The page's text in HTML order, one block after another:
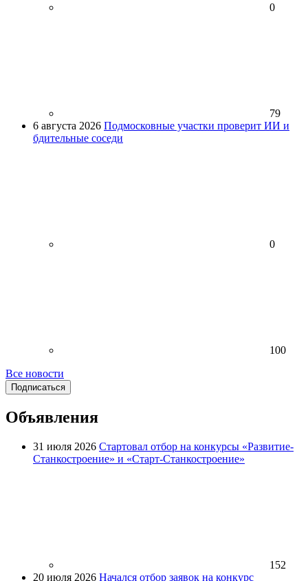
0
79
6 августа 2026 Подмосковные участки проверит ИИ и
бдительные соседи
0
100
Все новости
Подписаться
Объявления
31 июля 2026 Стартовал отбор на конкурсы «Развитие-
Станкостроение» и «Старт-Станкостроение»
152
20 июля 2026 Начался отбор заявок на конкурс